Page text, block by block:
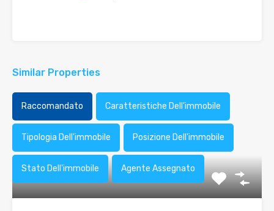
Similar Properties
Raccomandato Caratteristiche Dell'immobile
Tipologia Dell'immobile Posizione Dell'immobile
Stato Dell'immobile Agente Assegnato